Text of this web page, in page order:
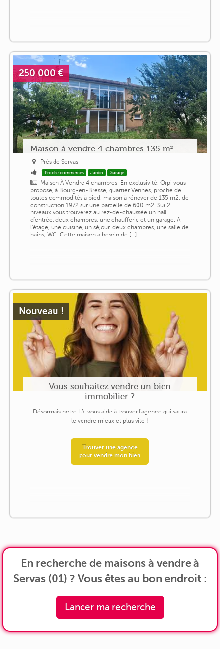
250 000 €
Maison à vendre 4 chambres 135 m²
Près de Servas
Proche commerces Jardin Garage
Maison À Vendre 4 chambres. En exclusivité, Orpi vous
propose, à Bourg-en-Bresse, quartier Vennes, proche de
toutes commodités à pied, maison à rénover de 135 m2, de
construction 1972 sur une parcelle de 600 m2. Sur 2
niveaux vous trouverez au rez-de-chaussée un hall
d'entrée, deux chambres, une chaufferie et un garage. A
l'étage, une cuisine, un séjour, deux chambres, une salle de
bains, WC. Cette maison a besoin de [...]
Nouveau !
Vous souhaitez vendre un bien
immobilier ?
Désormais notre I.A. vous aide à trouver l'agence qui saura
le vendre mieux et plus vite !
Trouver une agence
pour vendre mon bien
En recherche de maisons à vendre à
Servas (01) ? Vous êtes au bon endroit :
Lancer ma recherche